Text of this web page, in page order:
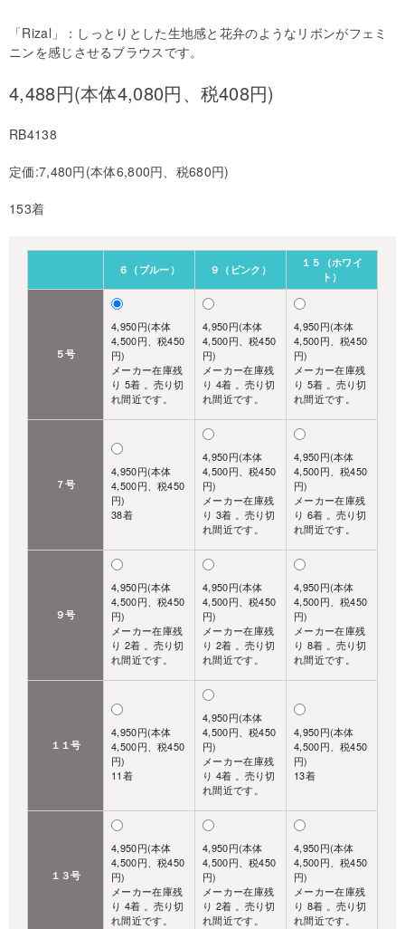
「Rizal」：しっとりとした生地感と花弁のようなリボンがフェミ
ニンを感じさせるブラウスです。
4,488円(本体4,080円、税408円)
RB4138
定価:7,480円(本体6,800円、税680円)
153着
６（ブルー） ９（ピンク）
１５（ホワイ
ト）
５号
4,950円(本体
4,500円、税450
円)
メーカー在庫残
り 5着 。売り切
れ間近です。
4,950円(本体
4,500円、税450
円)
メーカー在庫残
り 4着 。売り切
れ間近です。
4,950円(本体
4,500円、税450
円)
メーカー在庫残
り 5着 。売り切
れ間近です。
７号
4,950円(本体
4,500円、税450
円)
38着
4,950円(本体
4,500円、税450
円)
メーカー在庫残
り 3着 。売り切
れ間近です。
4,950円(本体
4,500円、税450
円)
メーカー在庫残
り 6着 。売り切
れ間近です。
９号
4,950円(本体
4,500円、税450
円)
メーカー在庫残
り 2着 。売り切
れ間近です。
4,950円(本体
4,500円、税450
円)
メーカー在庫残
り 2着 。売り切
れ間近です。
4,950円(本体
4,500円、税450
円)
メーカー在庫残
り 8着 。売り切
れ間近です。
１１号
4,950円(本体
4,500円、税450
円)
11着
4,950円(本体
4,500円、税450
円)
メーカー在庫残
り 4着 。売り切
れ間近です。
4,950円(本体
4,500円、税450
円)
13着
１３号
4,950円(本体
4,500円、税450
円)
メーカー在庫残
り 4着 。売り切
れ間近です。
4,950円(本体
4,500円、税450
円)
メーカー在庫残
り 2着 。売り切
れ間近です。
4,950円(本体
4,500円、税450
円)
メーカー在庫残
り 8着 。売り切
れ間近です。